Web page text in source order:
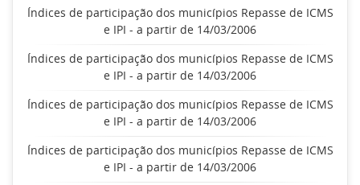
Índices de participação dos municípios Repasse de ICMS
e IPI - a partir de 14/03/2006
Índices de participação dos municípios Repasse de ICMS
e IPI - a partir de 14/03/2006
Índices de participação dos municípios Repasse de ICMS
e IPI - a partir de 14/03/2006
Índices de participação dos municípios Repasse de ICMS
e IPI - a partir de 14/03/2006